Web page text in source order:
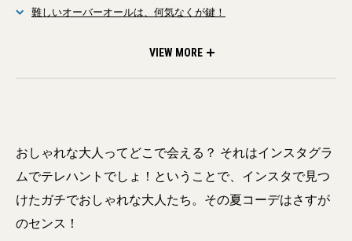
難しいオーバーオールは、何気なくが鍵！
VIEW MORE
おしゃれな大人ってどこで会える？ それはインスタグラ
ムでテレハントでしょ！ということで、インスタで見つ
けたガチでおしゃれな大人たち。その夏コーデはさすが
のセンス！